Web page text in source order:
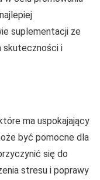
suplementacji ze
skuteczności i
ma uspokajający
być pomocne dla
się do
stresu i poprawy